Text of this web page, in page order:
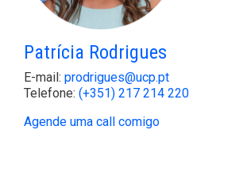
Patrícia Rodrigues
E-mail: prodrigues@ucp.pt
Telefone: (+351) 217 214 220
Agende uma call comigo